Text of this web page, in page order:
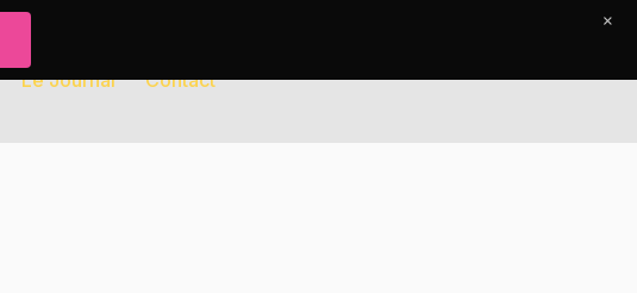
Le Journal Contact
×